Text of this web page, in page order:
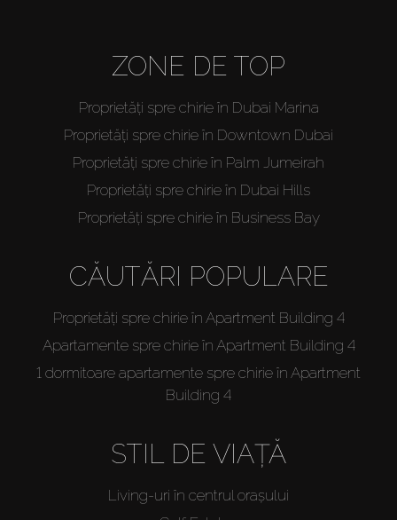
ZONE DE TOP
Proprietăți spre chirie în Dubai Marina
Proprietăți spre chirie în Downtown Dubai
Proprietăți spre chirie în Palm Jumeirah
Proprietăți spre chirie în Dubai Hills
Proprietăți spre chirie în Business Bay
CĂUTĂRI POPULARE
Proprietăți spre chirie în Apartment Building 4
Apartamente spre chirie în Apartment Building 4
1 dormitoare apartamente spre chirie în Apartment
Building 4
STIL DE VIAȚĂ
Living-uri în centrul orașului